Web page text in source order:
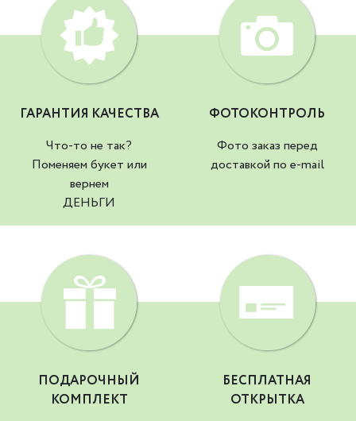
ГАРАНТИЯ КАЧЕСТВА
Что-то не так?
Поменяем букет или
вернем
ДЕНЬГИ
ФОТОКОНТРОЛЬ
Фото заказ перед
доставкой по e-mail
ПОДАРОЧНЫЙ
КОМПЛЕКТ
БЕСПЛАТНАЯ
ОТКРЫТКА